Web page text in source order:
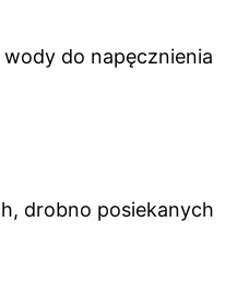
do napęcznienia
drobno posiekanych